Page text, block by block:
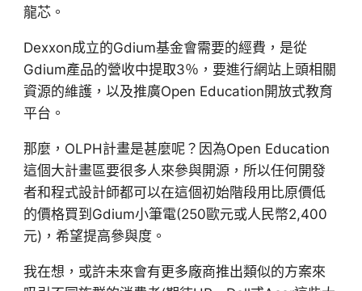
龍芯。
Dexxon成立的Gdium基金會需要的經費，是從
Gdium產品的營收中提取3％，要進行網站上頭相關
資源的維護，以及推廣Open Education開放式教育
平台。
那麼，OLPH計畫是甚麼呢？因為Open Education
這個大計畫區要很多人來參與開源，所以任何開發
者和程式設計師都可以在這個初始階段用比原價低
的價格買到Gdium小筆電(250歐元或人民幣2,400
元)，希望提高參與度。
我在想，或許未來會有更多廠商推出類似的方案來